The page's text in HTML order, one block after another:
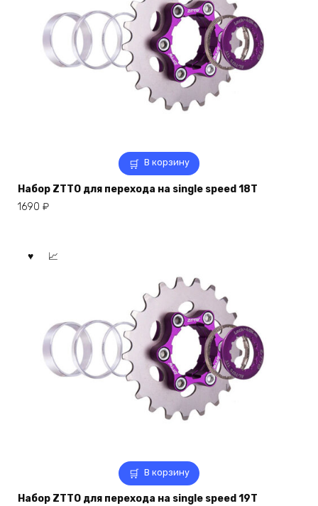
В корзину
Набор ZTTO для перехода на single speed 18T
1690 ₽
В корзину
Набор ZTTO для перехода на single speed 19T